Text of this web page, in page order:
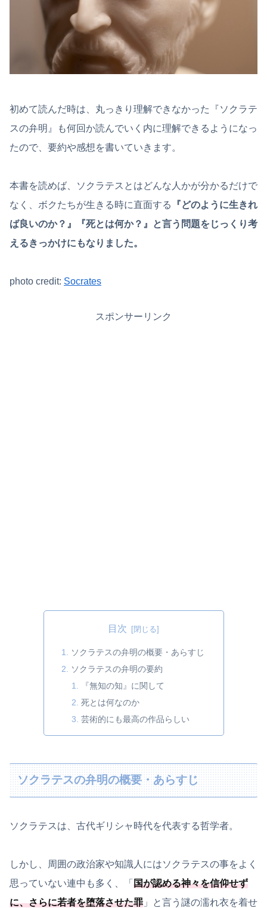
初めて読んだ時は、丸っきり理解できなかった『ソクラテ
スの弁明』も何回か読んでいく内に理解できるようになっ
たので、要約や感想を書いていきます。
本書を読めば、ソクラテスとはどんな人かが分かるだけで
なく、ボクたちが生きる時に直面する
『どのように生きれ
ば良いのか？』『死とは何か？』と言う問題をじっくり考
えるきっかけにもなりました。
photo credit: Socrates
スポンサーリンク
目次
ソクラテスの弁明の概要・あらすじ
ソクラテスの弁明の要約
『無知の知』に関して
死とは何なのか
芸術的にも最高の作品らしい
ソクラテスの弁明の概要・あらすじ
ソクラテスは、古代ギリシャ時代を代表する哲学者。
しかし、周囲の政治家や知識人にはソクラテスの事をよく
思っていない連中も多く、「 国が認める神々を信仰せず
に、さらに若者を堕落させた罪 」と言う謎の濡れ衣を着せ